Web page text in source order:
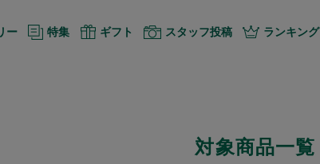
ー 特集 ギフト スタッフ投稿 ランキング
対象商品一覧